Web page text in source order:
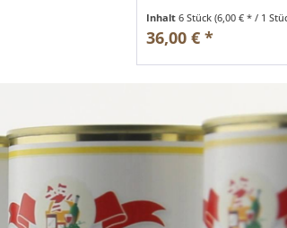
Inhalt 6 Stück (6,00 € * / 1
36,00 € *